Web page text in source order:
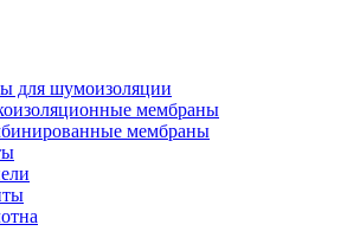
для шумоизоляции
мембраны
мембраны